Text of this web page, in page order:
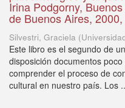
Irina Podgorny,
de Buenos Aires,
Silvestri, Graciela (
Este libro es el segundo de
disposición documentos
comprender el proceso de
cultural en nuestro país. Los